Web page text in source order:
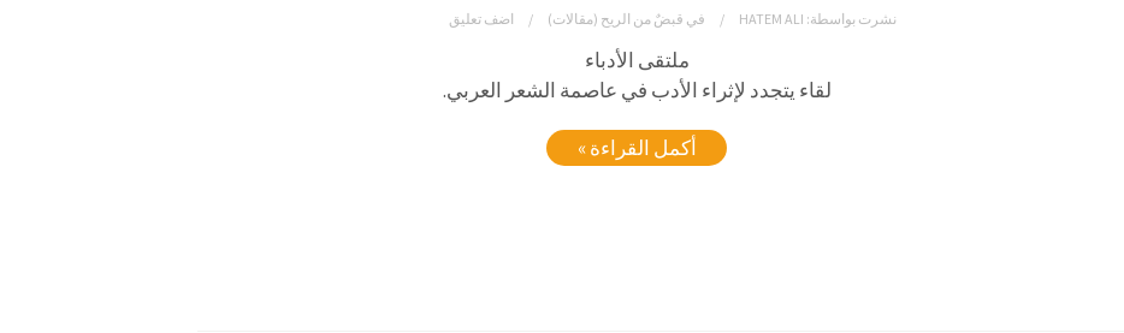
نشرت بواسطة: HATEM ALI في قبضٌ من الريح (مقالات) اضف تعليق
ملتقى الأدباء
لقاء يتجدد لإثراء الأدب في عاصمة الشعر العربي.
أكمل القراءة »